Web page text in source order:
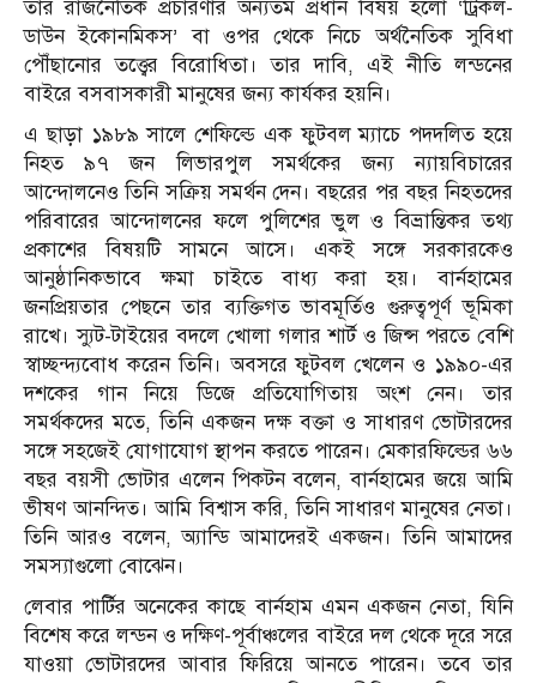
তার রাজনৈতিক প্রচারণার অন্যতম প্রধান বিষয় হলো ‘ট্রিকল-
ডাউন ইকোনমিকস’ বা ওপর থেকে নিচে অর্থনৈতিক সুবিধা
পৌঁছানোর তত্ত্বের বিরোধিতা। তার দাবি, এই নীতি লন্ডনের
বাইরে বসবাসকারী মানুষের জন্য কার্যকর হয়নি।
এ ছাড়া ১৯৮৯ সালে শেফিল্ডে এক ফুটবল ম্যাচে পদদলিত হয়ে
নিহত ৯৭ জন লিভারপুল সমর্থকের জন্য ন্যায়বিচারের
আন্দোলনেও তিনি সক্রিয় সমর্থন দেন। বছরের পর বছর নিহতদের
পরিবারের আন্দোলনের ফলে পুলিশের ভুল ও বিভ্রান্তিকর তথ্য
প্রকাশের বিষয়টি সামনে আসে। একই সঙ্গে সরকারকেও
আনুষ্ঠানিকভাবে ক্ষমা চাইতে বাধ্য করা হয়। বার্নহামের
জনপ্রিয়তার পেছনে তার ব্যক্তিগত ভাবমূর্তিও গুরুত্বপূর্ণ ভূমিকা
রাখে। স্যুট-টাইয়ের বদলে খোলা গলার শার্ট ও জিন্স পরতে বেশি
স্বাচ্ছন্দ্যবোধ করেন তিনি। অবসরে ফুটবল খেলেন ও ১৯৯০-এর
দশকের গান নিয়ে ডিজে প্রতিযোগিতায় অংশ নেন। তার
সমর্থকদের মতে, তিনি একজন দক্ষ বক্তা ও সাধারণ ভোটারদের
সঙ্গে সহজেই যোগাযোগ স্থাপন করতে পারেন। মেকারফিল্ডের ৬৬
বছর বয়সী ভোটার এলেন পিকটন বলেন, বার্নহামের জয়ে আমি
ভীষণ আনন্দিত। আমি বিশ্বাস করি, তিনি সাধারণ মানুষের নেতা।
তিনি আরও বলেন, অ্যান্ডি আমাদেরই একজন। তিনি আমাদের
সমস্যাগুলো বোঝেন।
লেবার পার্টির অনেকের কাছে বার্নহাম এমন একজন নেতা, যিনি
বিশেষ করে লন্ডন ও দক্ষিণ-পূর্বাঞ্চলের বাইরে দল থেকে দূরে সরে
যাওয়া ভোটারদের আবার ফিরিয়ে আনতে পারেন। তবে তার